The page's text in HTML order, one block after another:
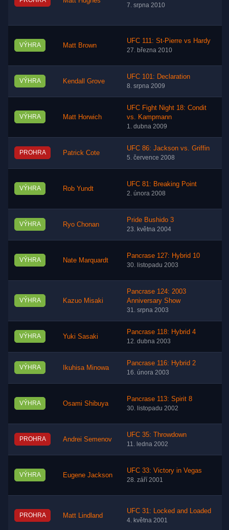
7. srpna 2010
VÝHRA Matt Brown
UFC 111: St-Pierre vs Hardy
27. března 2010
VÝHRA Kendall Grove
UFC 101: Declaration
8. srpna 2009
VÝHRA Matt Horwich
UFC Fight Night 18: Condit
vs. Kampmann
1. dubna 2009
PROHRA Patrick Cote
UFC 86: Jackson vs. Griffin
5. července 2008
VÝHRA Rob Yundt
UFC 81: Breaking Point
2. února 2008
VÝHRA Ryo Chonan
Pride Bushido 3
23. května 2004
VÝHRA Nate Marquardt
Pancrase 127: Hybrid 10
30. listopadu 2003
VÝHRA Kazuo Misaki
Pancrase 124: 2003
Anniversary Show
31. srpna 2003
VÝHRA Yuki Sasaki
Pancrase 118: Hybrid 4
12. dubna 2003
VÝHRA Ikuhisa Minowa
Pancrase 116: Hybrid 2
16. února 2003
VÝHRA Osami Shibuya
Pancrase 113: Spirit 8
30. listopadu 2002
PROHRA Andrei Semenov
UFC 35: Throwdown
11. ledna 2002
VÝHRA Eugene Jackson
UFC 33: Victory in Vegas
28. září 2001
PROHRA Matt Lindland
UFC 31: Locked and Loaded
4. května 2001